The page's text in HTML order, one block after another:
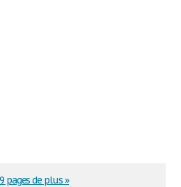
pages de plus »